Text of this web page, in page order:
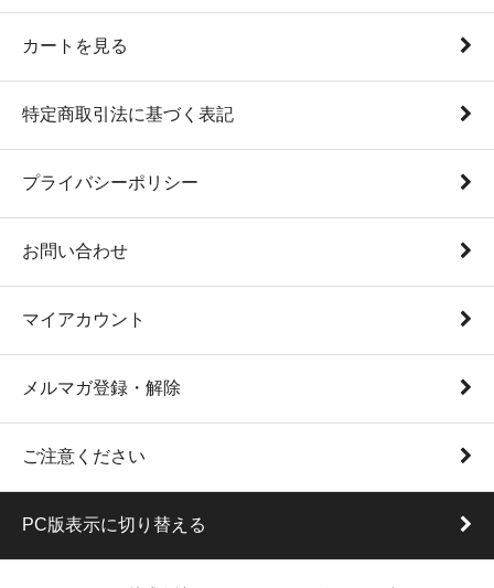
カートを見る
特定商取引法に基づく表記
プライバシーポリシー
お問い合わせ
マイアカウント
メルマガ登録・解除
ご注意ください
PC版表示に切り替える